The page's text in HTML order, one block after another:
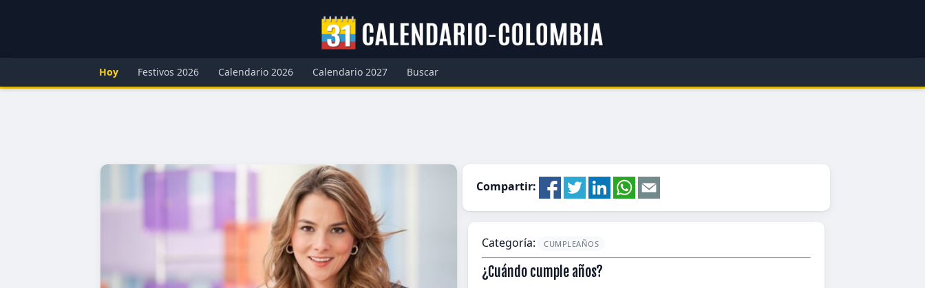
Hoy Festivos 2026 Calendario 2026 Calendario 2027 Buscar
Compartir:
Categoría: CUMPLEAÑOS
¿Cuándo cumple años?